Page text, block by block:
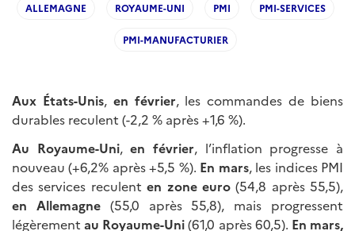
ALLEMAGNE ROYAUME-UNI PMI PMI-SERVICES
PMI-MANUFACTURIER
Aux États-Unis, en février, les commandes de biens
durables reculent (-2,2 % après +1,6 %).
Au Royaume-Uni,en février, l’inflation progresse à
nouveau (+6,2% après +5,5 %). En mars, les indices PMI
des services reculenten zone euro(54,8 après 55,5),
en Allemagne(55,0 après 55,8), mais progressent
légèrementau Royaume-Uni(61,0 après 60,5). En mars,